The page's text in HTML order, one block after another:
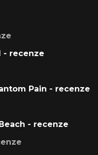
- recenze
Pain - recenze
- recenze